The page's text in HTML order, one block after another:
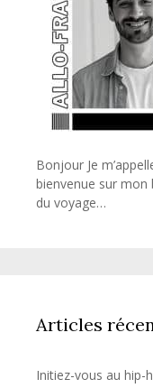
Bonjour Je
bienvenue sur
du voyage…
Articles
Initiez-vous au hip-